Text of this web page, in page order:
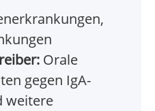
Orale
gegen IgA-
weitere